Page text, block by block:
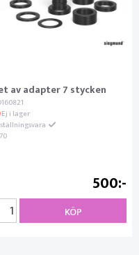
av adapter 7 stycken
Ej i lager
500
KÖP